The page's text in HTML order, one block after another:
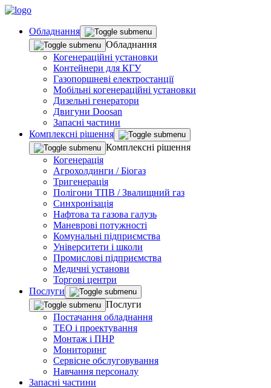
Обладнання
Обладнання
Когенераційні установки
Контейнери для КГУ
Газопоршневі електростанції
Мобільні когенераційні установки
Дизельні генератори
Двигуни Doosan
Запасні частини
Комплекснi рiшення
Комплекснi рiшення
Когенерація
Агрохолдинги / Біогаз
Тригенерація
Полігони ТПВ / Звалищний газ
Синхронізація
Нафтова та газова галузь
Маневрові потужності
Комунальні підприємства
Університети і школи
Промислові підприємства
Медичні установи
Торгові центри
Послуги
Послуги
Постачання обладнання
ТЕО і проектування
Монтаж і ПНР
Мониторинг
Сервісне обслуговування
Навчання персоналу
Запасні частини